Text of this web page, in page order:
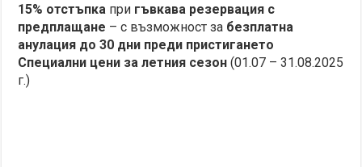
15% отстъпка при гъвкава резервация с
предплащане – с възможност за безплатна
анулация до 30 дни преди пристигането
Специални цени за летния сезон (01.07 – 31.08.2025
г.)